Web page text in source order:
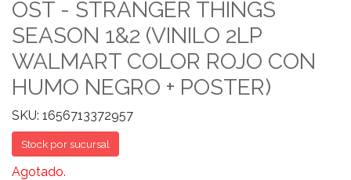
OST - STRANGER THINGS
SEASON 1&2 (VINILO 2LP
WALMART COLOR ROJO CON
HUMO NEGRO + POSTER)
SKU: 1656713372957
Stock por sucursal
Agotado.